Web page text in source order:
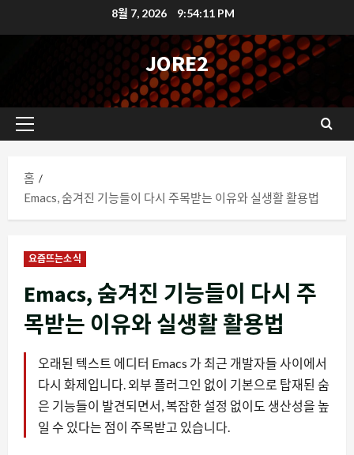
텐
가
8월 7, 2026 9:54:12 PM
JORE2
기
메
뉴
홈
Emacs, 숨겨진 기능들이 다시 주목받는 이유와 실생활 활용법
요즘뜨는소식
Emacs, 숨겨진 기능들이 다시 주
목받는 이유와 실생활 활용법
오래된 텍스트 에디터 Emacs 가 최근 개발자들 사이에서
다시 화제입니다. 외부 플러그인 없이 기본으로 탑재된 숨
은 기능들이 발견되면서, 복잡한 설정 없이도 생산성을 높
일 수 있다는 점이 주목받고 있습니다.